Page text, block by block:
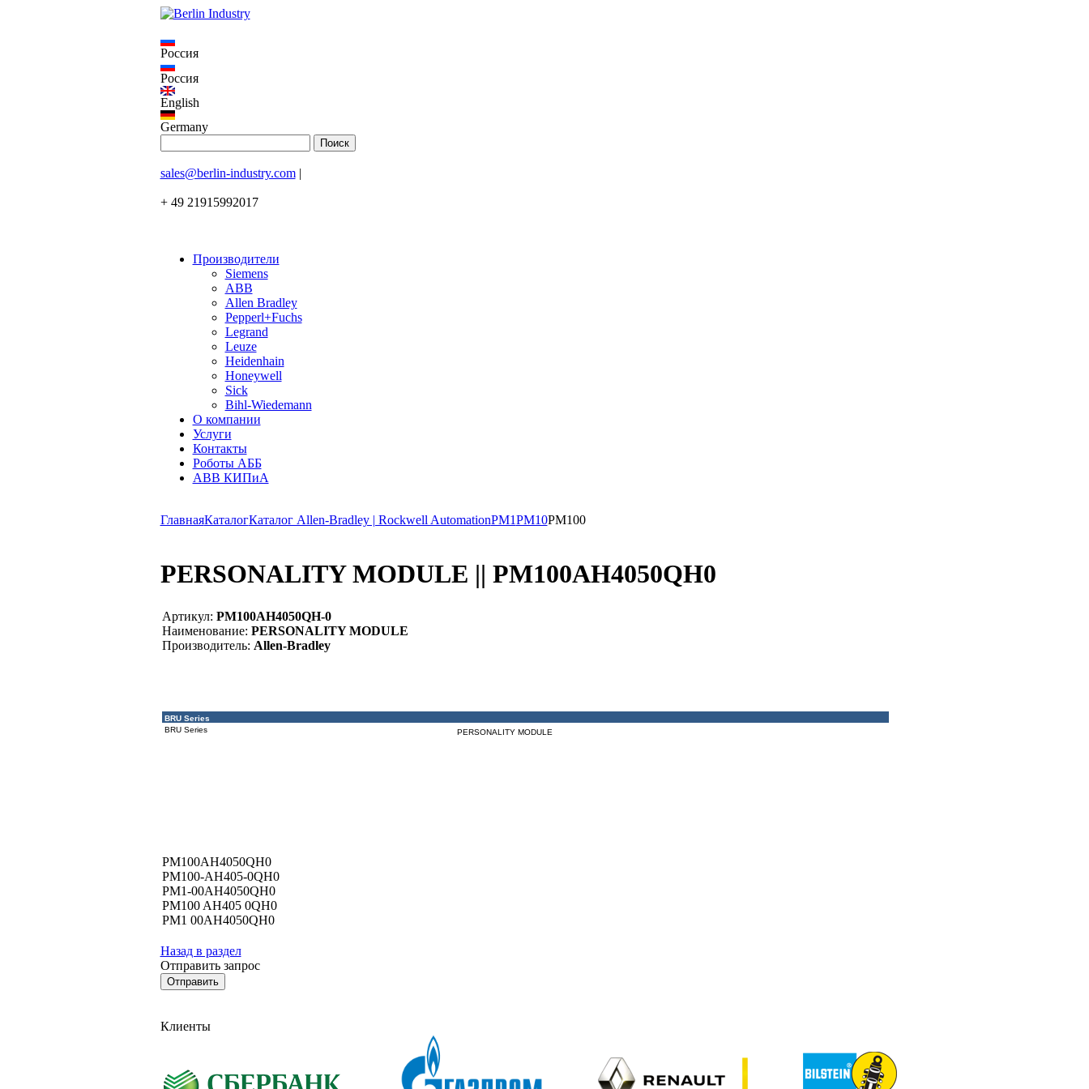
Россия
Россия
English
Germany
sales@berlin-industry.com|
+ 49 21915992017
Производители
Siemens
ABB
Allen Bradley
Pepperl+Fuchs
Legrand
Leuze
Heidenhain
Honeywell
Sick
Bihl-Wiedemann
О компании
Услуги
Контакты
Роботы АББ
ABB КИПиА
ГлавнаяКаталогКаталог Allen-Bradley | Rockwell AutomationPM1PM10PM100
PERSONALITY MODULE || PM100AH4050QH0
Артикул: PM100AH4050QH-0
Наименование: PERSONALITY MODULE
Производитель: Allen-Bradley
BRU Series
BRU Series
PERSONALITY MODULE
PM100AH4050QH0
PM100-AH405-0QH0
PM1-00AH4050QH0
PM100 AH405 0QH0
PM1 00AH4050QH0
Назад в раздел
Отправить запрос
Клиенты